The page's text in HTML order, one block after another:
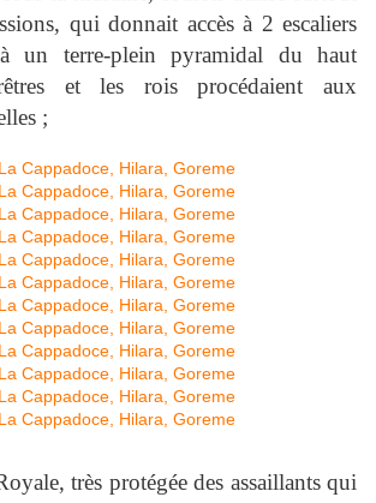
qui donnait accès à 2 escaliers
un terre-plein pyramidal du haut
et les rois procédaient aux
;
très protégée des assaillants qui